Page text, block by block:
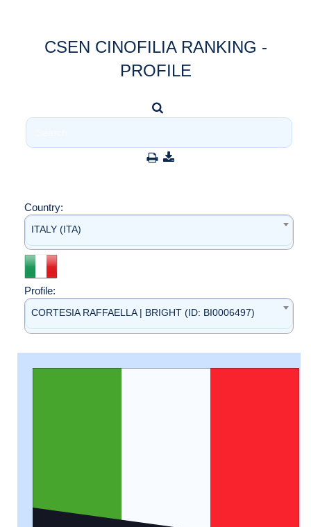
CSEN CINOFILIA RANKING -
PROFILE
Country:
ITALY (ITA)
Profile:
CORTESIA RAFFAELLA | BRIGHT (ID: BI0006497)